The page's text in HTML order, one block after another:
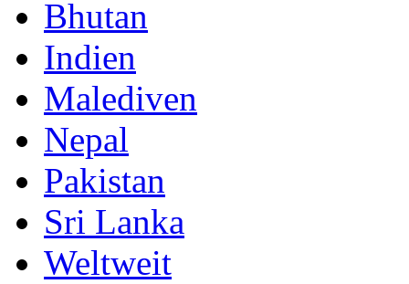
Bhutan
Indien
Malediven
Nepal
Pakistan
Sri Lanka
Weltweit